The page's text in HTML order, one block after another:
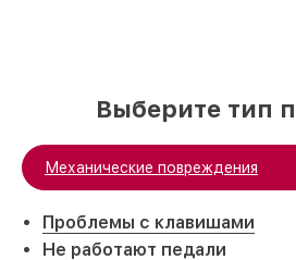
Выберите тип
Механические повреждения
Проблемы с клавишами
Не работают педали